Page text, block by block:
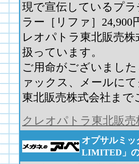
現で宣伝しているプ
ラー［リファ］24,900
レオパトラ東北販売
扱っています。
ご用命がございまし
ァックス、メールに
東北販売株式会社まで
クレオパトラ東北販売
オプサルミ
LIMITED」